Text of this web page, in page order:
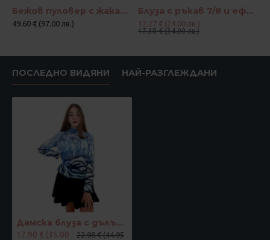
Бежов пуловер с жакардови акценти "Нежен контраст"
49.60 € (97.00 лв.)
Блуза с ръкав 7/8 и ефектен възел в цвят корал и петрол
12.27 € (24.00 лв.)
17.38 € (34.00 лв.)
ПОСЛЕДНО ВИДЯНИ НАЙ-РАЗГЛЕЖДАНИ
Дамска блуза с дълъг ръкав и ластик в кръста с интересен принт в синьо
17.90 € (35.00
22.98 € (44.95